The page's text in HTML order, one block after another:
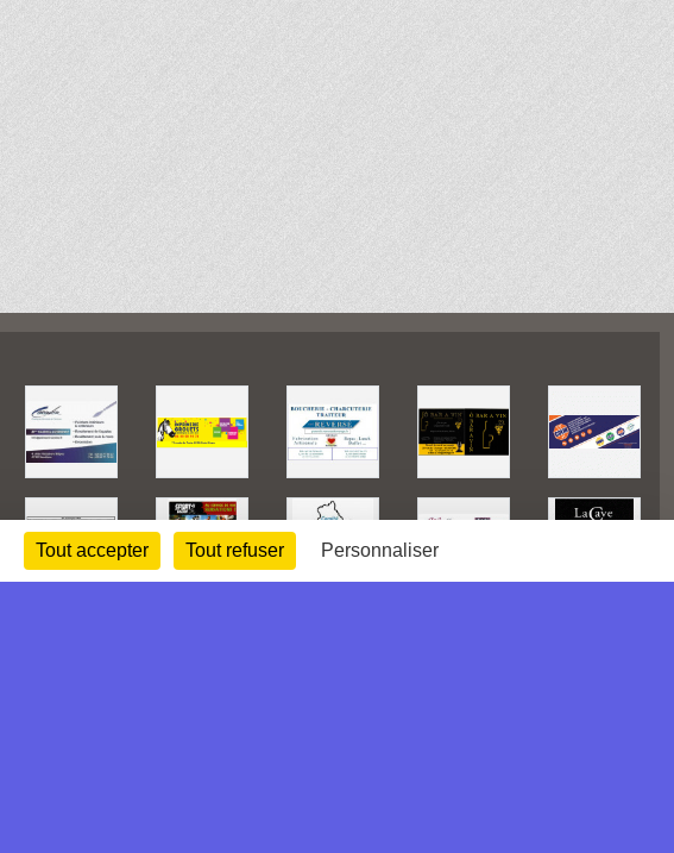
Tout accepter Tout refuser Personnaliser